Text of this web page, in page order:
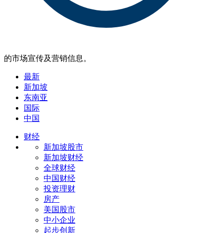
的市场宣传及营销信息。
最新
新加坡
东南亚
国际
中国
财经
新加坡股市
新加坡财经
全球财经
中国财经
投资理财
房产
美国股市
中小企业
起步创新